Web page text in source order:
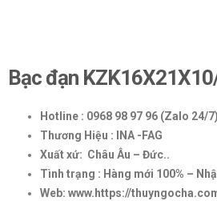
Bạc đạn
Hotline : 0968 98 97 96 (Zalo 24/
Thương Hiệu : INA -FAG
Xuất xứ: Châu Âu – Đức..
Tình trạng : Hàng mới 100% –
Web: www.https://